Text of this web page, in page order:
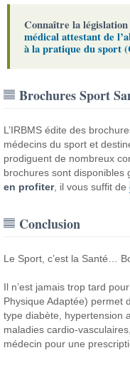
Connaître la
médical attestant de
à la pratique du sport
Brochures Sport
L’IRBMS édite des
médecins du sport et
prodiguent de nombreux
brochures sont disponibles
en profiter, il vous suffit de
Conclusion
Le Sport, c’est la Santé…
Il n’est jamais trop tard
Physique Adaptée) permet
type diabète, hypertension
maladies cardio-
médecin pour une